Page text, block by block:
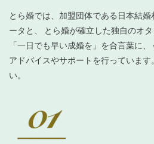
とら婚では、加盟団体である日本結
ータと、 とら婚が確立した独自のオ
「一日でも早い成婚を」を合言葉に
アドバイスやサポートを行っています
い。